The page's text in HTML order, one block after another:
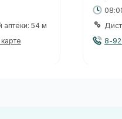
аптеки: 54 м
8-